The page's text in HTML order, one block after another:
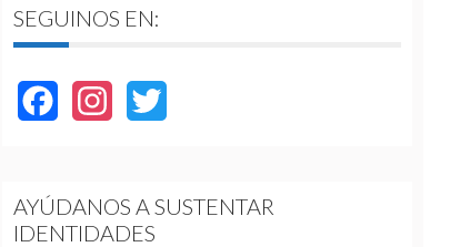
SEGUINOS EN:
FacebookInstagram
AYÚDANOS A SUSTENTAR
IDENTIDADES